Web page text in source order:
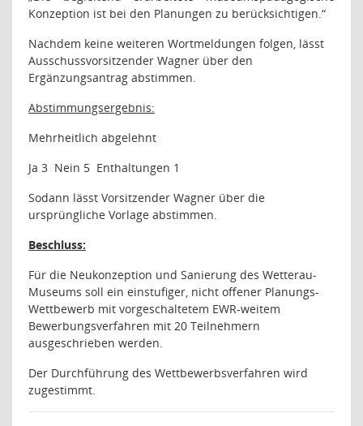
Konzeption ist bei den Planungen zu berücksichtigen.“
Nachdem keine weiteren Wortmeldungen folgen, lässt
Ausschussvorsitzender Wagner über den
Ergänzungsantrag abstimmen.
Abstimmungsergebnis:
Mehrheitlich abgelehnt
Ja 3 Nein 5 Enthaltungen 1
Sodann lässt Vorsitzender Wagner über die
ursprüngliche Vorlage abstimmen.
Beschluss:
Für die Neukonzeption und Sanierung des Wetterau-
Museums soll ein einstufiger, nicht offener Planungs-
Wettbewerb mit vorgeschaltetem EWR-weitem
Bewerbungsverfahren mit 20 Teilnehmern
ausgeschrieben werden.
Der Durchführung des Wettbewerbsverfahren wird
zugestimmt.